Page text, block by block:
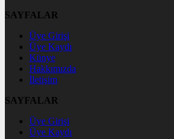
SAYFALAR
Üye Girişi
Üye Kaydı
Künye
Hakkımızda
İletişim
SAYFALAR
Üye Girişi
Üye Kaydı